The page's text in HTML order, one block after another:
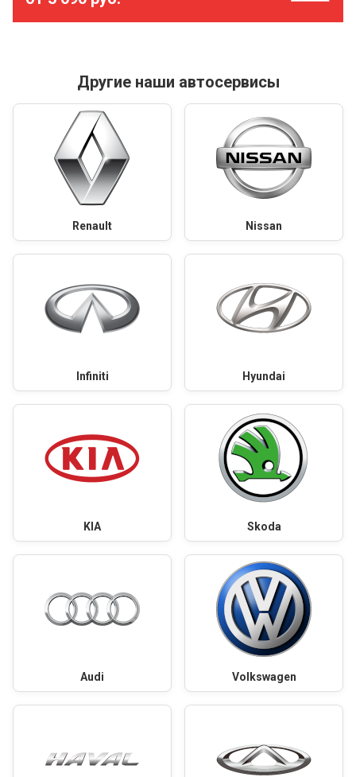
Другие наши автосервисы
Renault Nissan
Infiniti Hyundai
KIA Skoda
Audi Volkswagen